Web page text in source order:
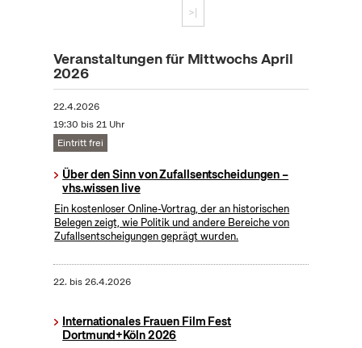
>|
Veranstaltungen für Mittwochs April
2026
22.4.2026
19:30 bis 21 Uhr
Eintritt frei
Über den Sinn von Zufallsentscheidungen –
vhs.wissen live
Ein kostenloser Online-Vortrag, der an historischen
Belegen zeigt, wie Politik und andere Bereiche von
Zufallsentscheigungen geprägt wurden.
22. bis26.4.2026
Internationales Frauen Film Fest
Dortmund+Köln 2026